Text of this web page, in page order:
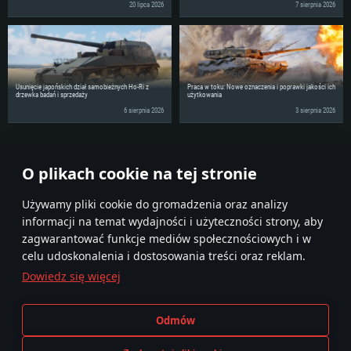
O plikach cookie na tej stronie
Używamy pliki cookie do gromadzenia oraz analizy
informacji na temat wydajności i użyteczności strony, aby
zagwarantować funkcje mediów społecznościowych i w
celu udoskonalenia i dostosowania treści oraz reklam.
Dowiedz się więcej
Odmów
Połączenie sieciowe: Internet szerokopasmowy
Dysk twardy: 62.2 GB (pełny klient)
Połączenie sieciowe: Internet szerokopasmowy
Dysk twardy: 62.2 GB (pełny klient)
miesięcy) / podobna od AMD z nowymi sterownikami (nie starsze niż 6
miesięcy) (minimalna rozdzielczość to 720p) ze wsparciem Vulkan
Połączenie sieciowe: Internet szerokopasmowy
Dysk twardy: 62.2 GB (pełny klient)
20 lipca 2026
7 sierpnia 2026
Usunięcie japońskich dział samobieżnych Ho-Ri z
drzewka badań i sprzedaży
6 sierpnia 2026
Praca w toku: Nowe oznaczenia i poprawki jakości ich
użytkowania
3 sierpnia 2026
Regulamin
Polityka prywatności
Ustawienia plików cookie